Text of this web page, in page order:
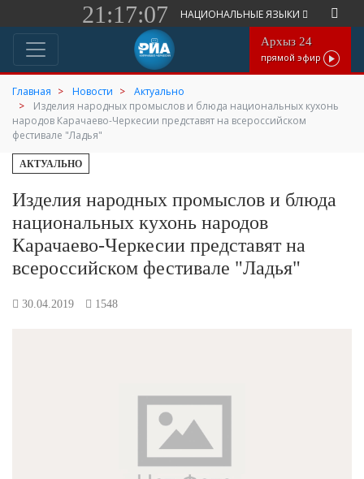
21:17:07 НАЦИОНАЛЬНЫЕ ЯЗЫКИ
Архыз 24
прямой эфир
Главная Новости
Актуально
Изделия народных промыслов и блюда национальных кухонь
народов Карачаево-Черкесии представят на всероссийском
фестивале "Ладья"
АКТУАЛЬНО
Изделия народных промыслов и блюда
национальных кухонь народов
Карачаево-Черкесии представят на
всероссийском фестивале "Ладья"
30.04.2019 1548